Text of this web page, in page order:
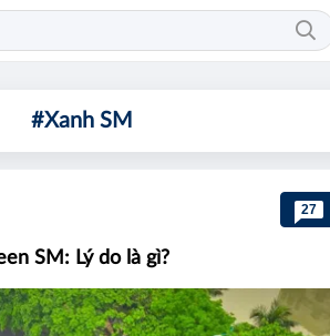
#Xanh SM
27
SM: Lý do là gì?